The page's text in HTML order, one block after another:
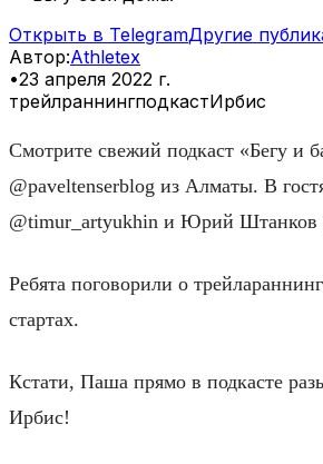
Открыть в TelegramДругие
Автор:Athletex
•23 апреля 2022 г.
трейлраннингподкастИрбис
Смотрите свежий подкаст «Бегу и
@paveltenserblog из Алматы. В
@timur_artyukhin и Юрий Штанков
Ребята поговорили о
стартах.
Кстати, Паша прямо в подкасте
Ирбис!